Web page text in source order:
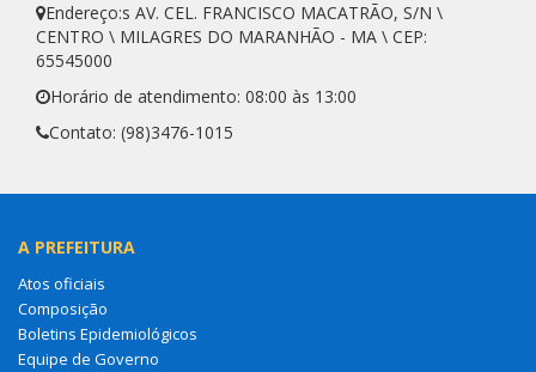
Endereço:s AV. CEL. FRANCISCO MACATRÃO, S/N \
CENTRO \ MILAGRES DO MARANHÃO - MA \ CEP:
65545000
Horário de atendimento: 08:00 às 13:00
Contato: (98)3476-1015
A PREFEITURA
Atos oficiais
Composição
Boletins Epidemiológicos
Equipe de Governo